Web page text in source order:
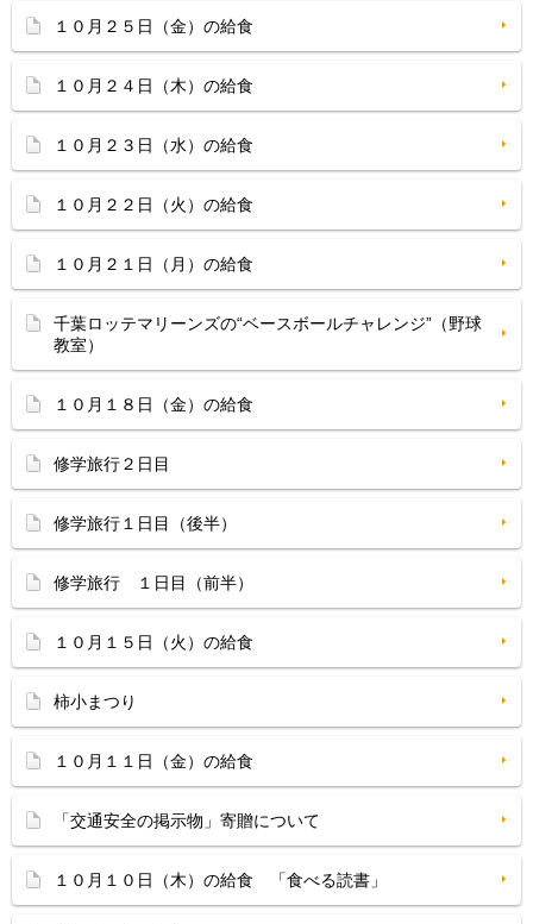
１０月２５日（金）の給食
１０月２４日（木）の給食
１０月２３日（水）の給食
１０月２２日（火）の給食
１０月２１日（月）の給食
千葉ロッテマリーンズの“ベースボールチャレンジ”（野球
教室）
１０月１８日（金）の給食
修学旅行２日目
修学旅行１日目（後半）
修学旅行 １日目（前半）
１０月１５日（火）の給食
柿小まつり
１０月１１日（金）の給食
「交通安全の掲示物」寄贈について
１０月１０日（木）の給食 「食べる読書」